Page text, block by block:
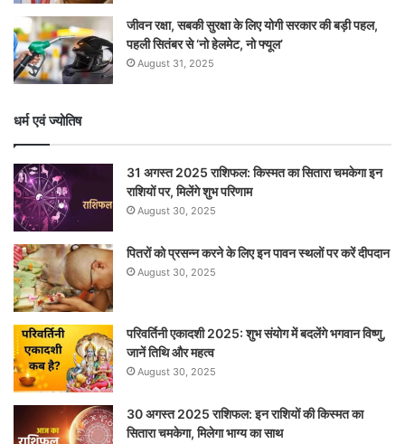
जीवन रक्षा, सबकी सुरक्षा के लिए योगी सरकार की बड़ी पहल,
पहली सितंबर से ‘नो हेलमेट, नो फ्यूल’
August 31, 2025
धर्म एवं ज्योतिष
31 अगस्त 2025 राशिफल: किस्मत का सितारा चमकेगा इन
राशियों पर, मिलेंगे शुभ परिणाम
August 30, 2025
पितरों को प्रसन्न करने के लिए इन पावन स्थलों पर करें दीपदान
August 30, 2025
परिवर्तिनी एकादशी 2025: शुभ संयोग में बदलेंगे भगवान विष्णु,
जानें तिथि और महत्व
August 30, 2025
30 अगस्त 2025 राशिफल: इन राशियों की किस्मत का
सितारा चमकेगा, मिलेगा भाग्य का साथ